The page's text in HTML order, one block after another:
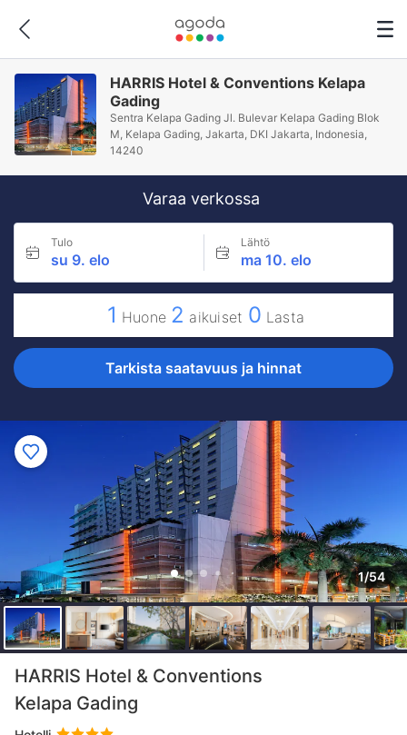
HARRIS Hotel & Conventions Kelapa
Gading
Sentra Kelapa Gading Jl. Bulevar Kelapa Gading Blok
M, Kelapa Gading, Jakarta, DKI Jakarta, Indonesia,
14240
Varaa verkossa
Tulo
su 9. elo
Lähtö
ma 10. elo
1 Huone 2 aikuiset 0 Lasta
Tarkista saatavuus ja hinnat
1/54
HARRIS Hotel & Conventions
Kelapa Gading